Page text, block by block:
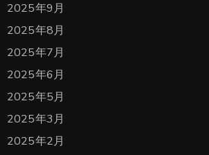
2025年9月
2025年8月
2025年7月
2025年6月
2025年5月
2025年3月
2025年2月